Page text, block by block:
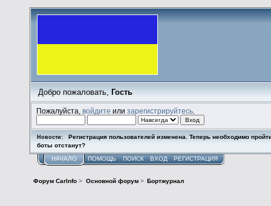
Добро пожаловать, Гость
Пожалуйста,войдите илизарегистрируйтесь
Новости:
Регистрация пользователей изменена. Теперь необходимо
боты отстанут?
НАЧАЛО ПОМОЩЬ ПОИСК ВХОД РЕГИСТРАЦИЯ
Форум CarInfo > Основной форум> Бортжурнал